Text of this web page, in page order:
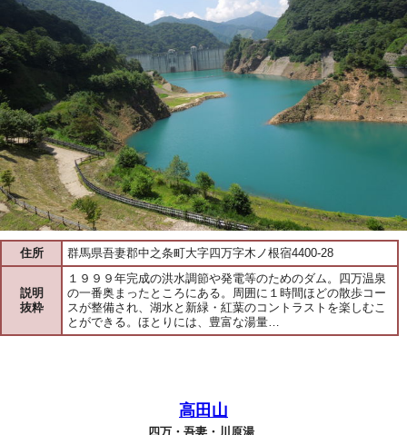
住所 群馬県吾妻郡中之条町大字四万字木ノ根宿4400-28
説明
抜粋
１９９９年完成の洪水調節や発電等のためのダム。四万温泉
の一番奥まったところにある。周囲に１時間ほどの散歩コー
スが整備され、湖水と新緑・紅葉のコントラストを楽しむこ
とができる。ほとりには、豊富な湯量…
高田山
四万・吾妻・川原湯